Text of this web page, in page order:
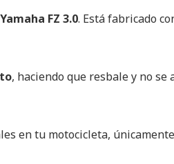
FZ 3.0. Está fabricado
, haciendo que resbale y no
en tu motocicleta,